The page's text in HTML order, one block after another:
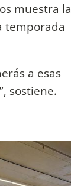
muestra la
temporada
a esas
sostiene.